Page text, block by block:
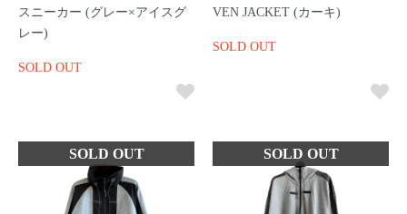
スニーカー (グレー×アイスグ
レー)
SOLD OUT
VEN JACKET (カーキ)
SOLD OUT